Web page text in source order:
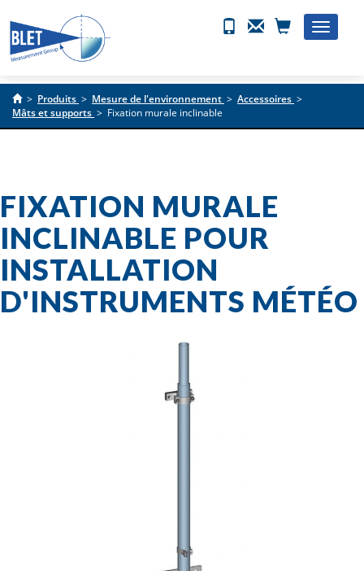
Toggle
> Produits > Mesure de l'environnement > Accessoires >
Mâts et supports > Fixation murale inclinable
FIXATION MURALE
INCLINABLE POUR
INSTALLATION
D'INSTRUMENTS MÉTÉO